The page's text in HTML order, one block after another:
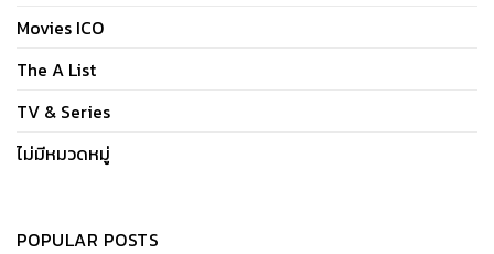
Movies ICO
The A List
TV & Series
ไม่มีหมวดหมู่
POPULAR POSTS